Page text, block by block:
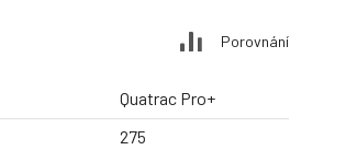
Porovnání
Quatrac Pro+
275